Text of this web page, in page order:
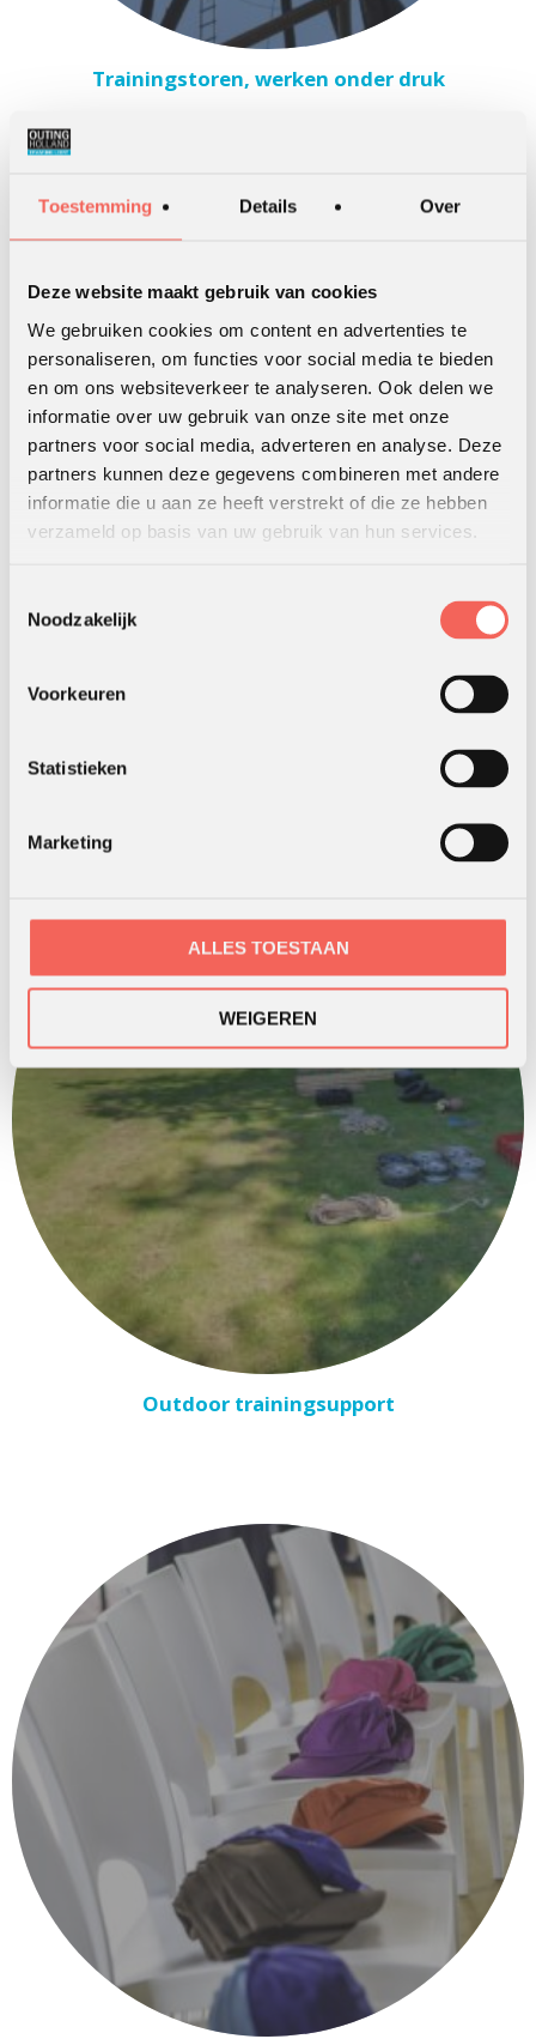
Toestemming Details Over
Deze website maakt gebruik van cookies
We gebruiken cookies om content en advertenties te
personaliseren, om functies voor social media te bieden
en om ons websiteverkeer te analyseren. Ook delen we
informatie over uw gebruik van onze site met onze
partners voor social media, adverteren en analyse. Deze
partners kunnen deze gegevens combineren met andere
informatie die u aan ze heeft verstrekt of die ze hebben
verzameld op basis van uw gebruik van hun services.
Noodzakelijk
Voorkeuren
Statistieken
Marketing
ALLES TOESTAAN
WEIGEREN
Trainingstoren, werken onder druk
Outdoor trainingsupport